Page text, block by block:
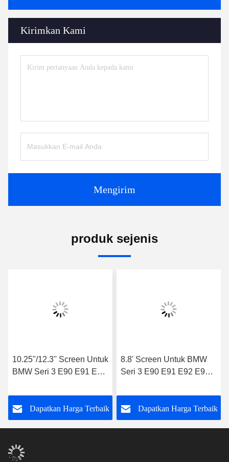
Kirimkan Kami
Mengirim
produk sejenis
10.25"/12.3'' Screen Untuk
BMW Seri 3 E90 E91 E92
Multimedia Player
Dapatkan Harga Terbaik
8.8' Screen Untuk BMW
Seri 3 E90 E91 E92 E93
E60 E61 E63 E64 2009-
2010 Original CIC System
Android Multimedia Player
Dapatkan Harga Terbaik